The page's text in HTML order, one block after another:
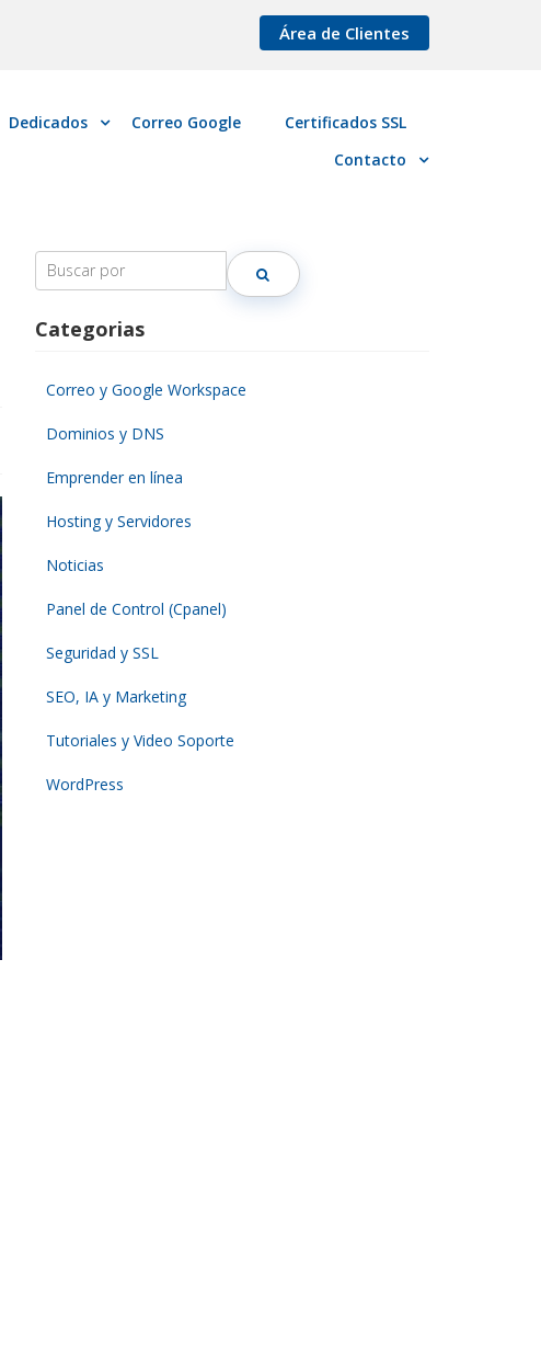
Área de Clientes
Dedicados Correo Google
Certificados SSL
Contacto
Search
for:
Categorias
Correo y Google Workspace
Dominios y DNS
Emprender en línea
Hosting y Servidores
Noticias
Panel de Control (Cpanel)
Seguridad y SSL
SEO, IA y Marketing
Tutoriales y Video Soporte
WordPress